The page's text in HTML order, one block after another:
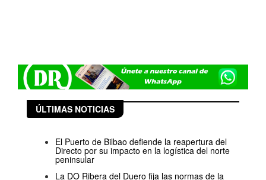
ÚLTIMAS NOTICIAS
El Puerto de Bilbao defiende la reapertura del
Directo por su impacto en la logística del norte
peninsular
La DO Ribera del Duero fija las normas de la